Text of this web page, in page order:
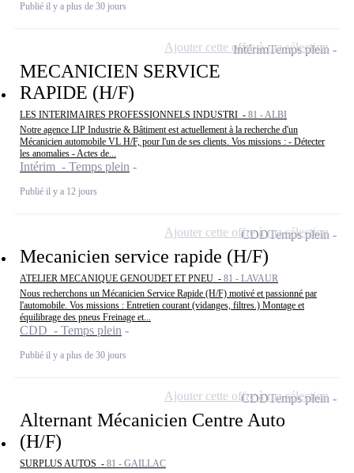
Publié il y a plus de 30 jours
MECANICIEN SERVICE
RAPIDE (H/F)
LES INTERIMAIRES PROFESSIONNELS INDUSTRI - 81 - ALBI
Notre agence LIP Industrie & Bâtiment est actuellement à la recherche d'un
Mécanicien automobile VL H/F, pour l'un de ses clients. Vos missions : - Détecter
les anomalies - Actes de...
Intérim - Temps plein
Publié il y a 12 jours
IntérimTemps plein
Ajouter cette offre à ma sélection
Mecanicien service rapide (H/F)
ATELIER MECANIQUE GENOUDET ET PNEU - 81 - LAVAUR
Nous recherchons un Mécanicien Service Rapide (H/F) motivé et passionné par
l'automobile. Vos missions : Entretien courant (vidanges, filtres.) Montage et
équilibrage des pneus Freinage et...
CDD - Temps plein
Publié il y a plus de 30 jours
CDDTemps plein
Ajouter cette offre à ma sélection
Alternant Mécanicien Centre Auto
(H/F)
SURPLUS AUTOS - 81 - GAILLAC
CDDTemps plein
Ajouter cette offre à ma sélection